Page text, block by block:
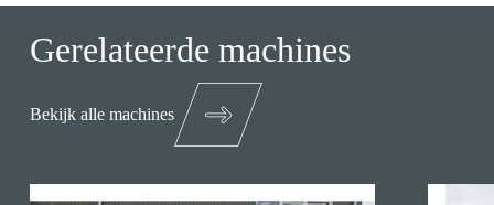
Gerelateerde machines
Bekijk alle machines